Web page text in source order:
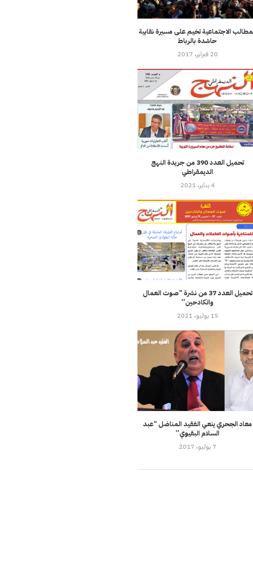
الاجتماعية تخيم على مسيرة نقابية
حاشدة بالرباط
20 فبراير، 2017
تحميل العدد 390 من جريدة النهج
الديمقراطي
4 يناير، 2021
تحميل العدد 37 من نشرة “صوت العمال
والكادحين”
15 يوليو، 2021
معاد الجحري ينعي الفقيد المناضل “عبد
السلام البقيوي”
7 يوليو، 2017